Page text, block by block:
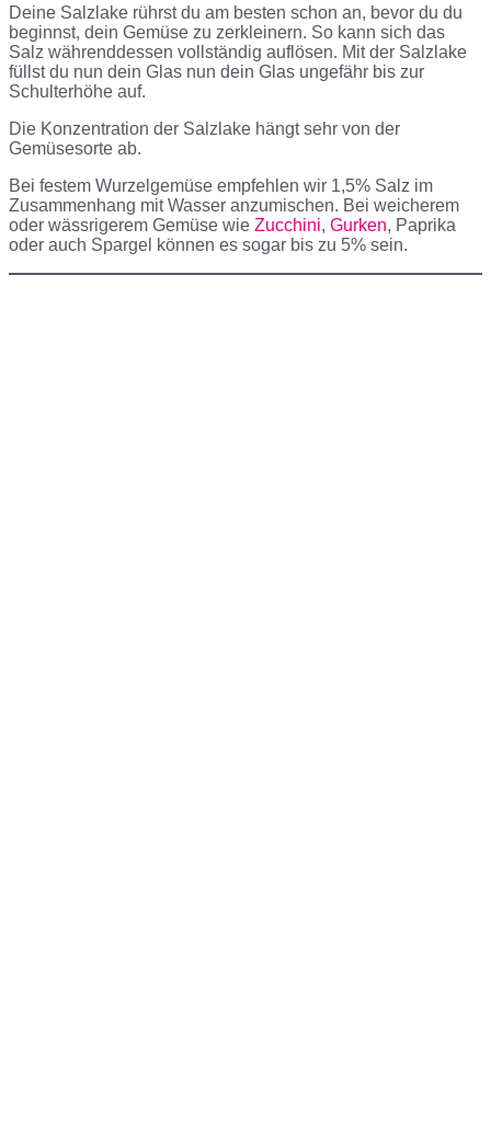
Deine Salzlake rührst du am besten schon an, bevor du du
beginnst, dein Gemüse zu zerkleinern. So kann sich das
Salz währenddessen vollständig auflösen. Mit der Salzlake
füllst du nun dein Glas nun dein Glas ungefähr bis zur
Schulterhöhe auf.
Die Konzentration der Salzlake hängt sehr von der
Gemüsesorte ab.
Bei festem Wurzelgemüse empfehlen wir 1,5% Salz im
Zusammenhang mit Wasser anzumischen. Bei weicherem
oder wässrigerem Gemüse wie Zucchini, Gurken, Paprika
oder auch Spargel können es sogar bis zu 5% sein.